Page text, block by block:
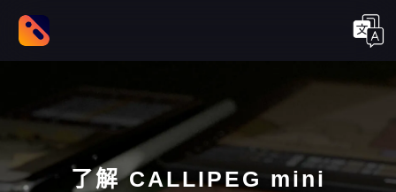
了解 CALLIPEG mini